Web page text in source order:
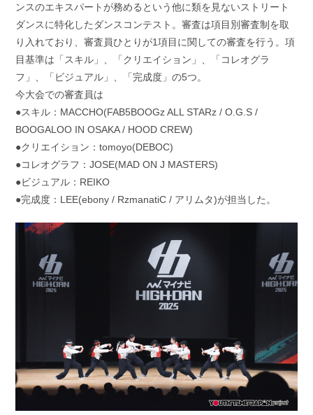
ンスのエキスパートが務めるという他に類を⾒ないストリート
ダンスに特化したダンスコンテスト。審査は項目別審査制を取
り入れており、審査員ひとりが1項目に関しての審査を行う。項
目基準は「スキル」、「クリエイション」、「コレオグラ
フ」、「ビジュアル」、「完成度」の5つ。
今大会での審査員は
●スキル：MACCHO(FAB5BOOGz ALL STARz / O.G.S /
BOOGALOO IN OSAKA / HOOD CREW)
●クリエイション：tomoyo(DEBOC)
●コレオグラフ：JOSE(MAD ON J MASTERS)
●ビジュアル：REIKO
●完成度：LEE(ebony / RzmanatiC / アリムタ)が担当した。